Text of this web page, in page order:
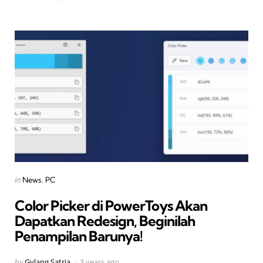
Categories
Posted
in News PC
Color Picker di PowerToys Akan
Dapatkan Redesign, Beginilah
Penampilan Barunya!